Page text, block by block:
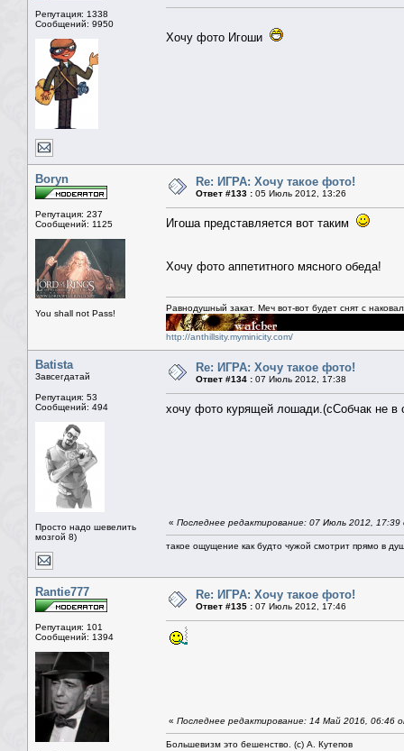
Репутация: 1338
Сообщений: 9950
Хочу фото Игоши
Boryn
Репутация: 237
Сообщений: 1125
You shall not Pass!
Re: ИГРА: Хочу такое фото!
Ответ #133 : 05 Июль 2012, 13:26
Игоша представляется вот таким
Хочу фото аппетитного мясного обеда!
Равнодушный закат. Меч вот-вот будет снят с
http://anthillsity.myminicity.com/
Batista
Завсегдатай
Репутация: 53
Сообщений: 494
Просто надо шевелить
мозгой 8)
Re: ИГРА: Хочу такое фото!
Ответ #134 : 07 Июль 2012, 17:38
хочу фото курящей лошади.(сСобчак не
« Последнее редактирование: 07 Июль 2012, 17:39
такое ощущение как будто чужой смотрит прямо в
Rantie777
Репутация: 101
Сообщений: 1394
Re: ИГРА: Хочу такое фото!
Ответ #135 : 07 Июль 2012, 17:46
« Последнее редактирование: 14 Май 2016, 06:46
Большевизм это бешенство. (с) А. Кутепов